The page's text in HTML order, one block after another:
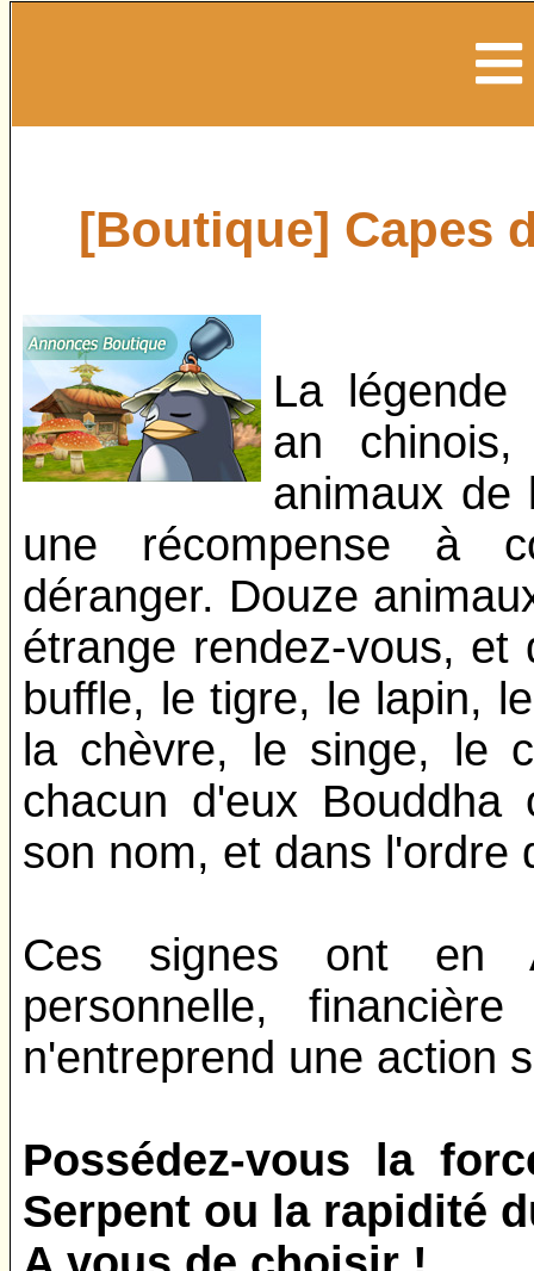
[Boutique] Capes
La légende
an
animaux de
une récompense à
déranger. Douze
étrange rendez-vous,
buffle, le tigre, le lapin,
la chèvre, le singe, le
chacun d'eux
son nom, et dans l'ordre
Ces signes ont en
personnelle,
n'entreprend une action
Possédez-vous la
Serpent ou la rapidité